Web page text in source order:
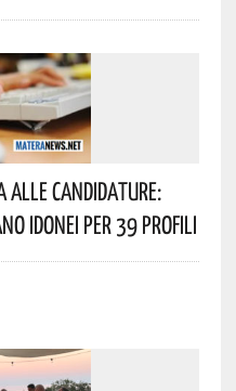
Alle Candidature:
Idonei Per 39 Profili